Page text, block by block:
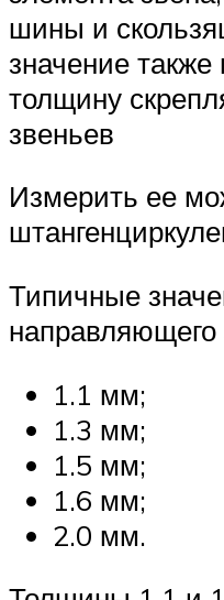
шины и
значение также
толщину
звеньев
Измерить ее
Типичные
направляющего
1.1 мм;
1.3 мм;
1.5 мм;
1.6 мм;
2.0 мм.